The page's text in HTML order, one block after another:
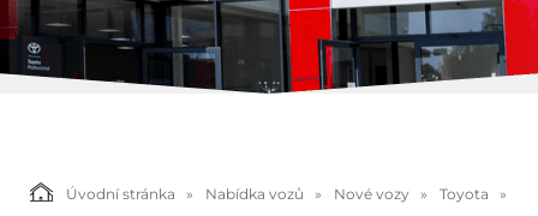
Úvodní stránka Nabídka vozů Nové vozy
Toyota